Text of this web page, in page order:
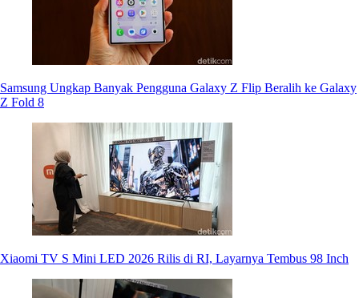
Samsung Ungkap Banyak Pengguna Galaxy Z Flip Beralih ke Galaxy
Z Fold 8
Xiaomi TV S Mini LED 2026 Rilis di RI, Layarnya Tembus 98 Inch